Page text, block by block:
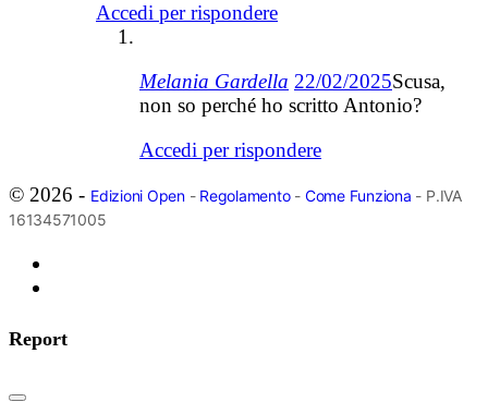
Accedi per rispondere
Melania Gardella 22/02/2025Scusa,
non so perché ho scritto Antonio?
Accedi per rispondere
© 2026 - Edizioni Open- Regolamento- Come Funziona - P.IVA
16134571005
Report